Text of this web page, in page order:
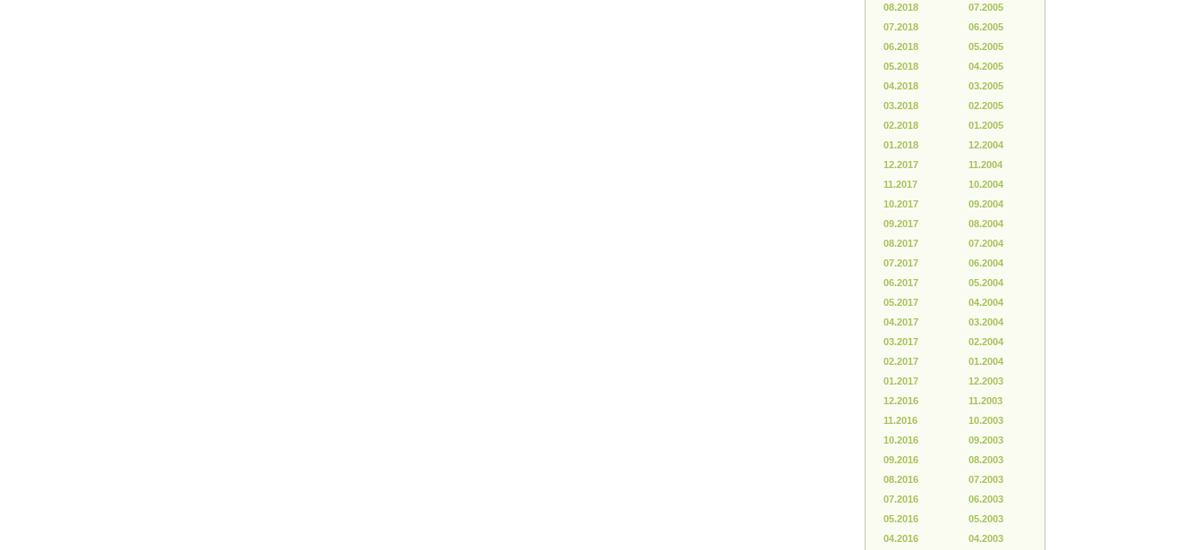
08.2018
07.2018
06.2018
05.2018
04.2018
03.2018
02.2018
01.2018
12.2017
11.2017
10.2017
09.2017
08.2017
07.2017
06.2017
05.2017
04.2017
03.2017
02.2017
01.2017
12.2016
11.2016
10.2016
09.2016
08.2016
07.2016
05.2016
04.2016
07.2005
06.2005
05.2005
04.2005
03.2005
02.2005
01.2005
12.2004
11.2004
10.2004
09.2004
08.2004
07.2004
06.2004
05.2004
04.2004
03.2004
02.2004
01.2004
12.2003
11.2003
10.2003
09.2003
08.2003
07.2003
06.2003
05.2003
04.2003